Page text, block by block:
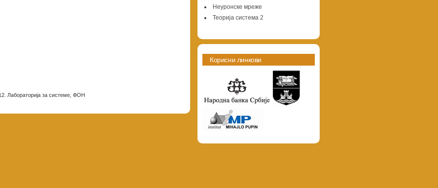
Лабораторија за системе, ФОН
Неуронске мреже
Теорија система 2
Корисни линкови